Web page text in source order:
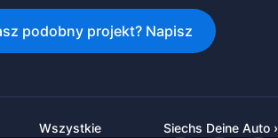
podobny projekt? Napisz
Wszystkie Siechs Deine Auto ›